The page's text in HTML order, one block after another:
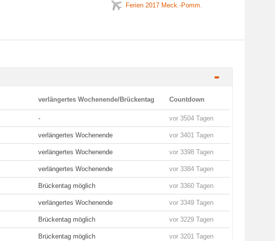
Ferien 2017 Meck.-Pomm.
-
verlängertes Wochenende/Brückentag Countdown
- vor 3504 Tagen
verlängertes Wochenende vor 3401 Tagen
verlängertes Wochenende vor 3398 Tagen
verlängertes Wochenende vor 3384 Tagen
Brückentag möglich vor 3360 Tagen
verlängertes Wochenende vor 3349 Tagen
Brückentag möglich vor 3229 Tagen
Brückentag möglich vor 3201 Tagen